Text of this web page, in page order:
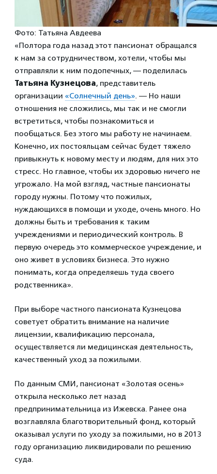
Фото: Татьяна Авдеева
«Полтора года назад этот пансионат обращался
к нам за сотрудничеством, хотели, чтобы мы
отправляли к ним подопечных, — поделилась
Татьяна Кузнецова, представитель
организации «Солнечный день». — Но наши
отношения не сложились, мы так и не смогли
встретиться, чтобы познакомиться и
пообщаться. Без этого мы работу не начинаем.
Конечно, их постояльцам сейчас будет тяжело
привыкнуть к новому месту и людям, для них это
стресс. Но главное, чтобы их здоровью ничего не
угрожало. На мой взгляд, частные пансионаты
городу нужны. Потому что пожилых,
нуждающихся в помощи и уходе, очень много. Но
должны быть и требования к таким
учреждениями и периодический контроль. В
первую очередь это коммерческое учреждение, и
оно живет в условиях бизнеса. Это нужно
понимать, когда определяешь туда своего
родственника».
При выборе частного пансионата Кузнецова
советует обратить внимание на наличие
лицензии, квалификацию персонала,
осуществляется ли медицинская деятельность,
качественный уход за пожилыми.
По данным СМИ, пансионат «Золотая осень»
открыла несколько лет назад
предпринимательница из Ижевска. Ранее она
возглавляла благотворительный фонд, который
оказывал услуги по уходу за пожилыми, но в 2013
году организацию ликвидировали по решению
суда.